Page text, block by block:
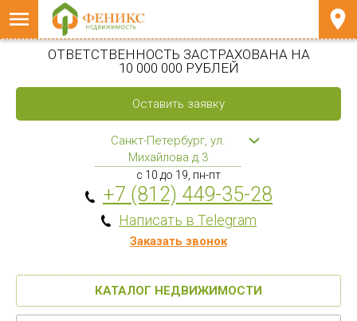
ОТВЕТСТВЕННОСТЬ ЗАСТРАХОВАНА НА
10 000 000 РУБЛЕЙ
Оставить заявку
Санкт-Петербург, ул.
Михайлова д.3
с 10 до 19, пн-пт
+7 (812) 449-35-28
Написать в Telegram
Заказать звонок
КАТАЛОГ НЕДВИЖИМОСТИ